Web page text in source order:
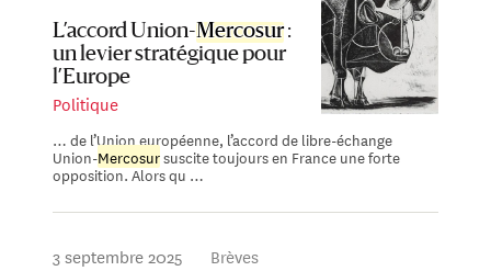
L’accord Union-Mercosur:
un levier stratégique pour
l’Europe
Politique
… de l’Union européenne, l’accord de libre-échange
Union-Mercosursuscite toujours en France une forte
opposition. Alors qu …
3 septembre 2025 Brèves